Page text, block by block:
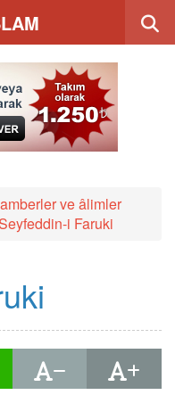
ve âlimler
i Faruki